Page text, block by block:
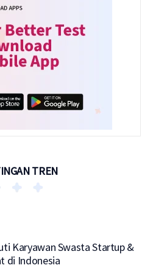
TREN
Karyawan Swasta Startup &
di Indonesia